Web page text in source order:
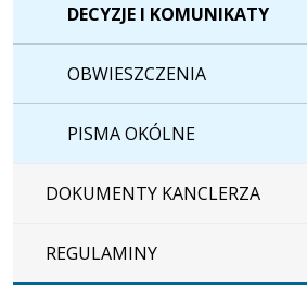
DECYZJE I KOMUNIKATY
OBWIESZCZENIA
PISMA OKÓLNE
DOKUMENTY KANCLERZA
REGULAMINY